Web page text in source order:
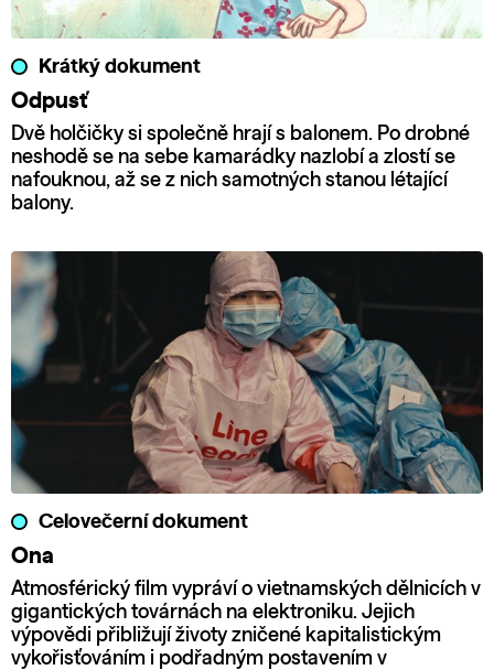
Krátký dokument
Odpusť
Dvě holčičky si společně hrají s balonem. Po drobné
neshodě se na sebe kamarádky nazlobí a zlostí se
nafouknou, až se z nich samotných stanou létající
balony.
Celovečerní dokument
Ona
Atmosférický film vypráví o vietnamských dělnicích v
gigantických továrnách na elektroniku. Jejich
výpovědi přibližují životy zničené kapitalistickým
vykořisťováním i podřadným postavením v